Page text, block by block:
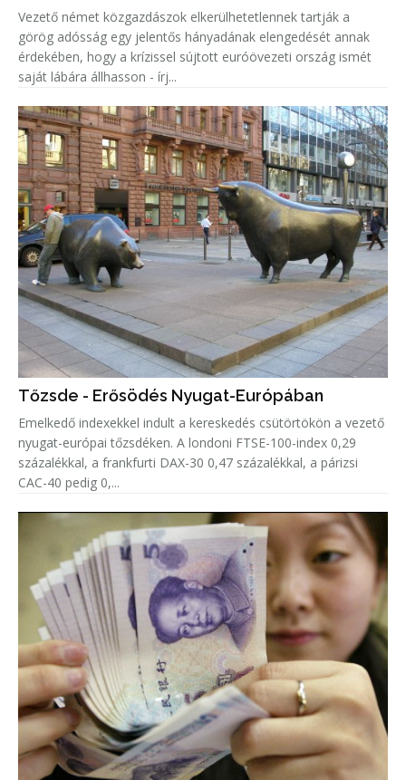
Vezető német közgazdászok elkerülhetetlennek tartják a
görög adósság egy jelentős hányadának elengedését annak
érdekében, hogy a krízissel sújtott euróövezeti ország ismét
saját lábára állhasson - írj...
Tőzsde - Erősödés Nyugat-Európában
Emelkedő indexekkel indult a kereskedés csütörtökön a vezető
nyugat-európai tőzsdéken. A londoni FTSE-100-index 0,29
százalékkal, a frankfurti DAX-30 0,47 százalékkal, a párizsi
CAC-40 pedig 0,...